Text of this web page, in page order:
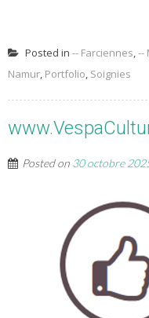
Posted in -- Farciennes,--
Namur, Portfolio, Soignies
Posted on 30 octobre